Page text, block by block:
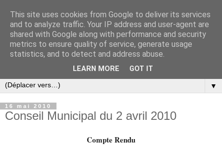
▼
16 mai 2010
Conseil Municipal du 2 avril 2010
Compte Rendu
This site uses cookies from Google to deliver its services
and to analyze traffic. Your IP address and user-agent are
shared with Google along with performance and security
metrics to ensure quality of service, generate usage
statistics, and to detect and address abuse.
LEARN MORE GOT IT